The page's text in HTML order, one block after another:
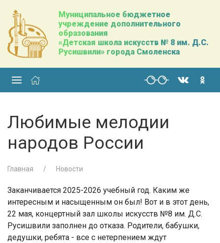
Муниципальное бюджетное
учреждение дополнительного
образования
«Детская школа искусств № 8 им. Д.С.
Русишвили» города Смоленска
Любимые мелодии
народов России
Главная Новости
Заканчивается 2025-2026 учебный год. Каким же
интересным и насыщенным он был! Вот и в этот день,
22 мая, концертный зал школы искусств №8 им. Д.С.
Русишвили заполнен до отказа. Родители, бабушки,
дедушки, ребята - все с нетерпением ждут